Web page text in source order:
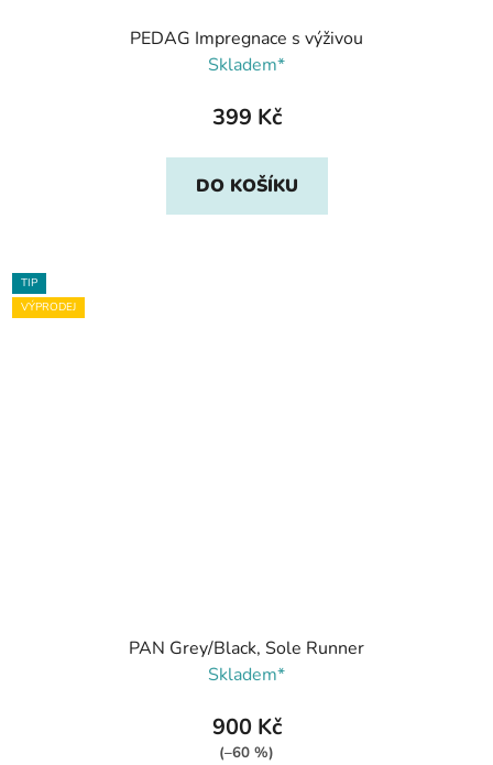
PEDAG Impregnace s výživou
Skladem*
399 Kč
DO KOŠÍKU
TIP
VÝPRODEJ
PAN Grey/Black, Sole Runner
Skladem*
900 Kč
(–60 %)